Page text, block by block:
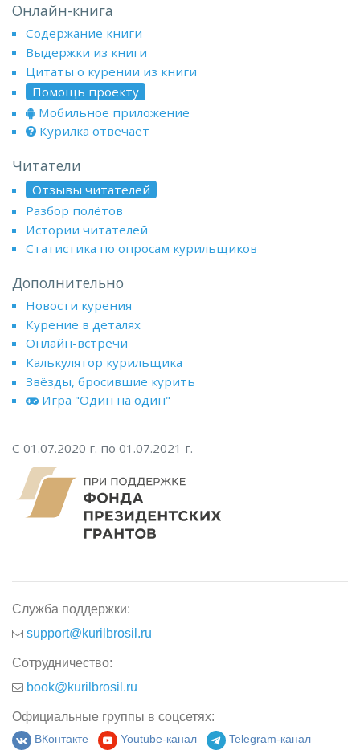
Онлайн-книга
Содержание книги
Выдержки из книги
Цитаты о курении из книги
Помощь проекту
Мобильное приложение
Курилка отвечает
Читатели
Отзывы читателей
Разбор полётов
Истории читателей
Статистика по опросам курильщиков
Дополнительно
Новости курения
Курение в деталях
Онлайн-встречи
Калькулятор курильщика
Звёзды, бросившие курить
Игра "Один на один"
С 01.07.2020 г. по 01.07.2021 г.
Служба поддержки:
support@kurilbrosil.ru
Сотрудничество:
book@kurilbrosil.ru
Официальные группы в соцсетях:
ВКонтакте Youtube-канал Telegram-канал